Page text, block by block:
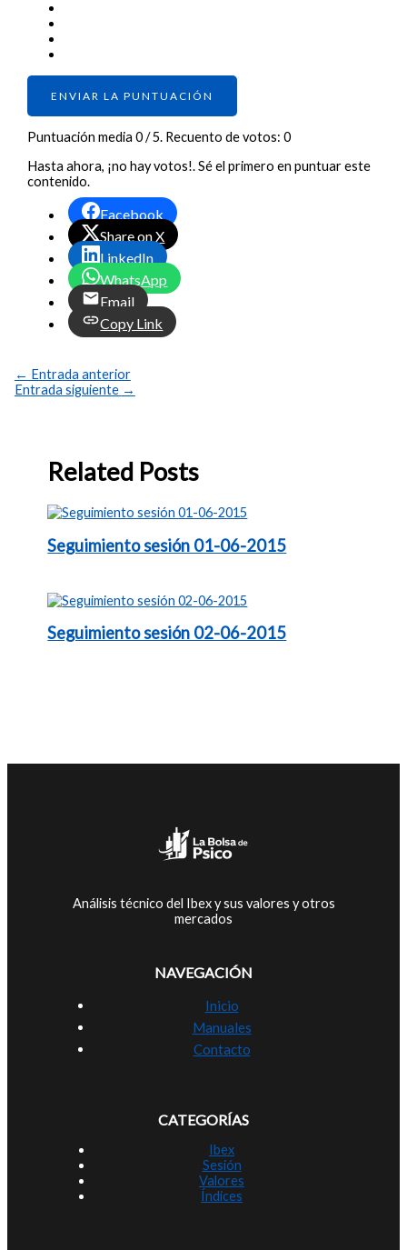
ENVIAR LA PUNTUACIÓN
Puntuación media0/ 5. Recuento de votos:0
Hasta ahora, ¡no hay votos!. Sé el primero en puntuar este
contenido.
Facebook
Share on X
LinkedIn
WhatsApp
Email
Copy Link
← Entrada anterior
Entrada siguiente →
Related Posts
Seguimiento sesión 01-06-2015
Seguimiento sesión 02-06-2015
Análisis técnico del Ibex y sus valores y otros
mercados
NAVEGACIÓN
Inicio
Manuales
Contacto
CATEGORÍAS
Ibex
Sesión
Valores
Índices